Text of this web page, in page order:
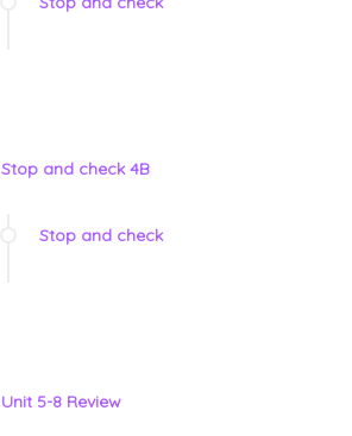
Stop and check 4B
Stop and check
Unit 5-8 Review